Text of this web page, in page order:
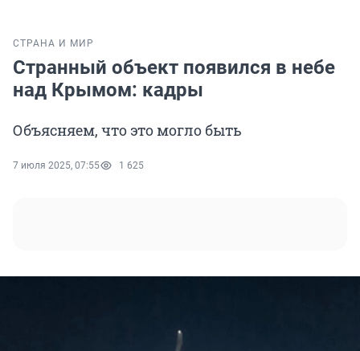
СТРАНА И МИР
Странный объект появился в небе
над Крымом: кадры
Объясняем, что это могло быть
7 июля 2025, 07:55 1 625